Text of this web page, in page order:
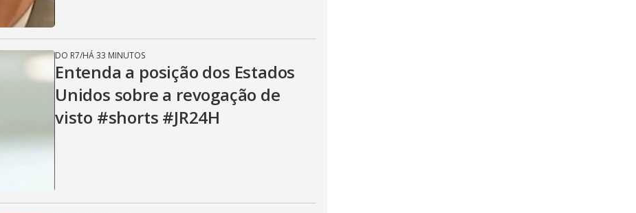
DO R7/HÁ 33 MINUTOS
Entenda a posição dos Estados
Unidos sobre a revogação de
visto #shorts #JR24H